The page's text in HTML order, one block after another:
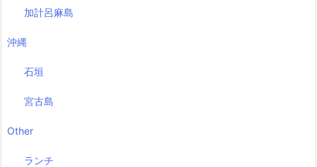
加計呂麻島
沖縄
石垣
宮古島
Other
ランチ